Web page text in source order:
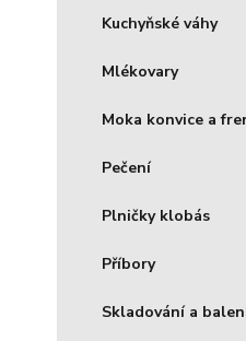
Kuchyňské váhy
Mlékovary
Moka konvice a
Pečení
Plničky klobás
Příbory
Skladování a